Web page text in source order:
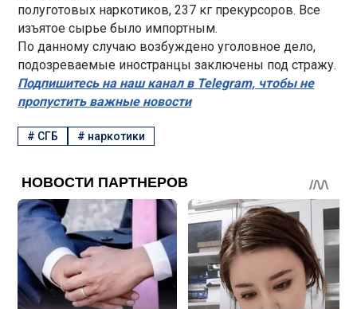
полуготовых наркотиков, 237 кг прекурсоров. Все
изъятое сырье было импортным.
По данному случаю возбуждено уголовное дело,
подозреваемые иностранцы заключены под стражу.
Подпишитесь на наш канал в Telegram, чтобы не
пропустить важные новости
# СГБ # наркотики